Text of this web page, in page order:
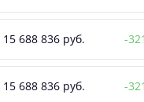
15 688 836 руб. -
15 688 836 руб. -